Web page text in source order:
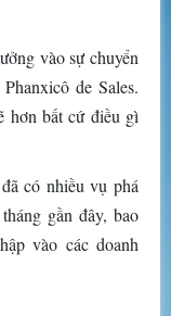
vào sự chuyển
de Sales.
hơn bất cứ điều gì
có nhiều vụ phá
gần đây, bao
vào các doanh